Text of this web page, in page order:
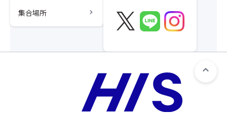
集合場所 chevron_right